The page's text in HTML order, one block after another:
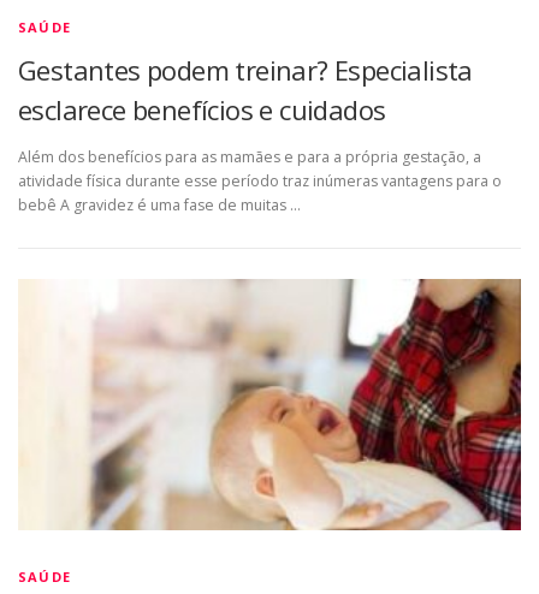
SAÚDE
Gestantes podem treinar? Especialista
esclarece benefícios e cuidados
Além dos benefícios para as mamães e para a própria gestação, a
atividade física durante esse período traz inúmeras vantagens para o
bebê A gravidez é uma fase de muitas …
SAÚDE